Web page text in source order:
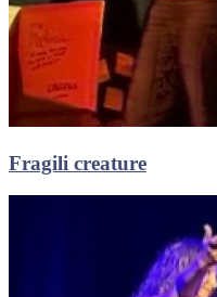
Fragili creature